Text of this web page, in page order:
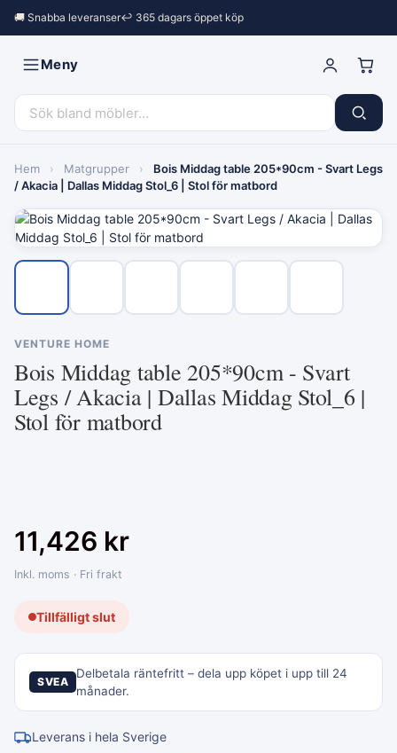
🚚 Snabba leveranser↩︎ 365 dagars öppet köp
Meny
Hem › Matgrupper ›
Bois Middag table 205*90cm - Svart Legs
/ Akacia | Dallas Middag Stol_6 | Stol för matbord
VENTURE HOME
Bois Middag table 205*90cm - Svart
Legs / Akacia | Dallas Middag Stol_6 |
Stol för matbord
11,426 kr
Inkl. moms · Fri frakt
Tillfälligt slut
SVEA
Delbetala räntefritt – dela upp köpet i upp till 24
månader.
Leverans i hela Sverige